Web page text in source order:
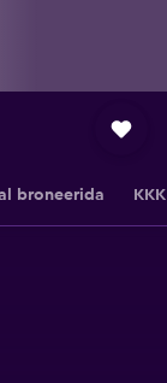
broneerida KKK